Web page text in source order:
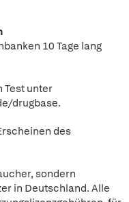
10 Tage lang
Test unter
drugbase.
des
sondern
in Deutschland. Alle